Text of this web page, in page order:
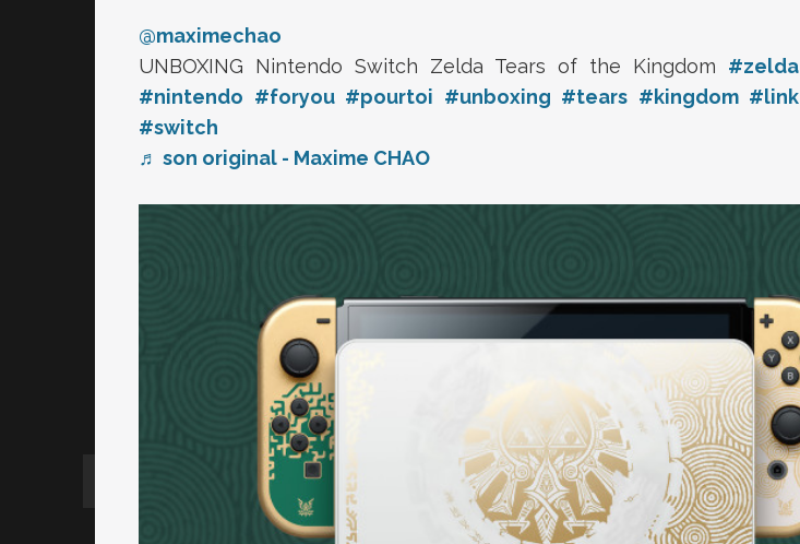
@maximechao
UNBOXING Nintendo Switch Zelda Tears of the Kingdom #zelda
#nintendo #foryou #pourtoi #unboxing #tears #kingdom #link
#switch
♬ son original - Maxime CHAO